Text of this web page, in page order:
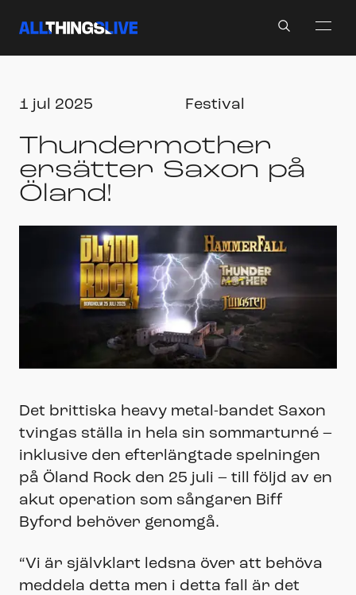
1 jul 2025 Festival
Thundermother
ersätter Saxon på
Öland!
Det brittiska heavy metal-bandet Saxon
tvingas ställa in hela sin sommarturné –
inklusive den efterlängtade spelningen
på Öland Rock den 25 juli – till följd av en
akut operation som sångaren Biff
Byford behöver genomgå.
“Vi är självklart ledsna över att behöva
meddela detta men i detta fall är det